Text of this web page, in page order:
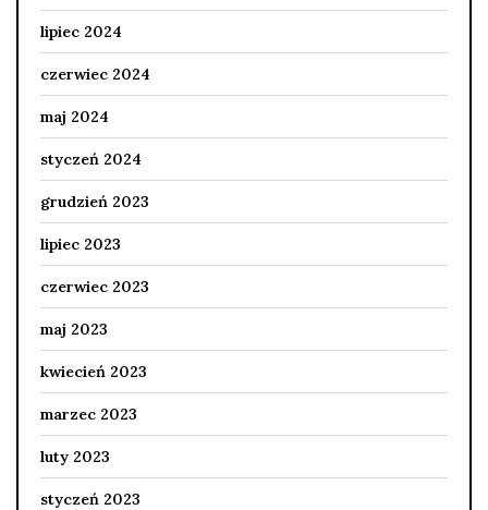
lipiec 2024
czerwiec 2024
maj 2024
styczeń 2024
grudzień 2023
lipiec 2023
czerwiec 2023
maj 2023
kwiecień 2023
marzec 2023
luty 2023
styczeń 2023